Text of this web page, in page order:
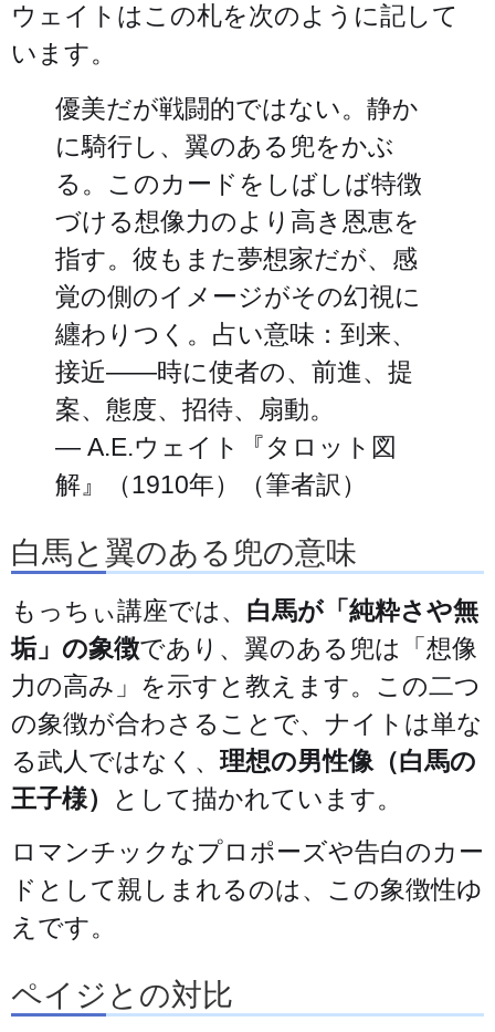
ウェイトはこの札を次のように記して
います。
優美だが戦闘的ではない。静か
に騎行し、翼のある兜をかぶ
る。このカードをしばしば特徴
づける想像力のより高き恩恵を
指す。彼もまた夢想家だが、感
覚の側のイメージがその幻視に
纏わりつく。占い意味：到来、
接近——時に使者の、前進、提
案、態度、招待、扇動。
— A.E.ウェイト『タロット図
解』（1910年）（筆者訳）
白馬と翼のある兜の意味
もっちぃ講座では、 白馬が「純粋さや無
垢」の象徴であり、翼のある兜は「想像
力の高み」を示すと教えます。この二つ
の象徴が合わさることで、ナイトは単な
る武人ではなく、理想の男性像（白馬の
王子様）
として描かれています。
ロマンチックなプロポーズや告白のカー
ドとして親しまれるのは、この象徴性ゆ
えです。
ペイジとの対比